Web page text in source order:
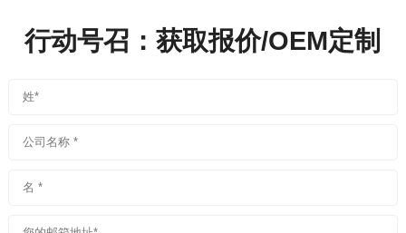
行动号召：获取报价/OEM定制